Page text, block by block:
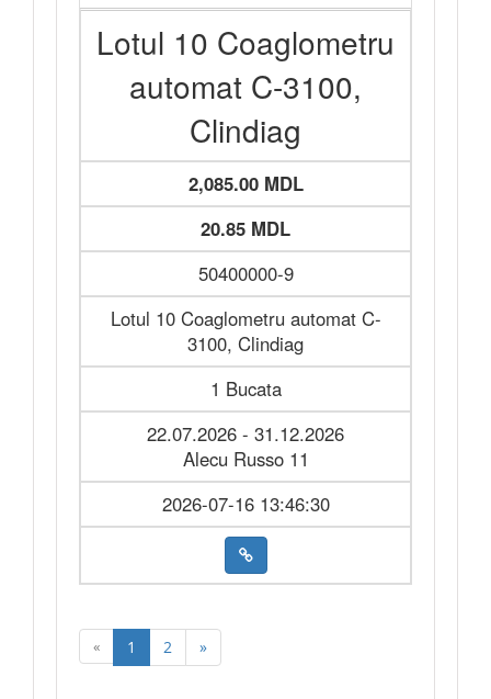
Lotul 10 Coaglometru
automat C-3100,
Clindiag
2,085.00 MDL
20.85 MDL
50400000-9
Lotul 10 Coaglometru automat C-
3100, Clindiag
1 Bucata
22.07.2026 - 31.12.2026
Alecu Russo 11
2026-07-16 13:46:30
« 1 2 »